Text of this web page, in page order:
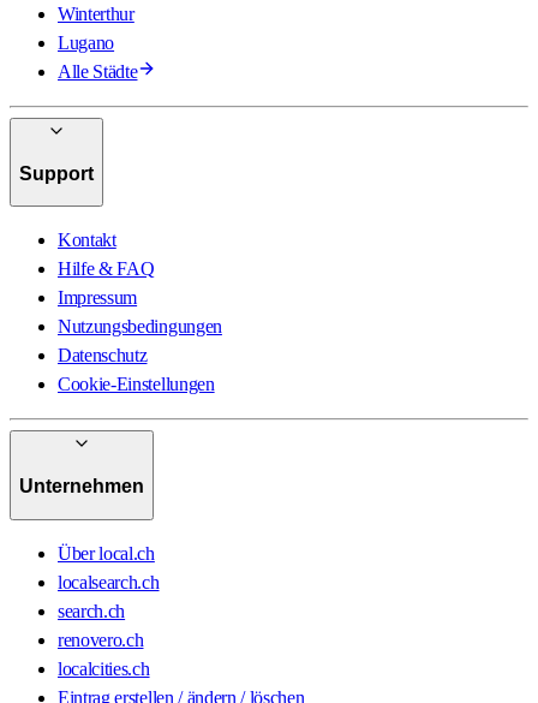
Winterthur
Lugano
Alle Städte
Support
Kontakt
Hilfe & FAQ
Impressum
Nutzungsbedingungen
Datenschutz
Cookie-Einstellungen
Unternehmen
Über local.ch
localsearch.ch
search.ch
renovero.ch
localcities.ch
Eintrag erstellen / ändern / löschen